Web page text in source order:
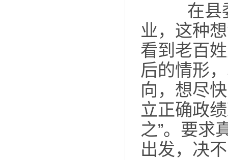
在县委
业，这种
看到老百
后的情形
向，想尽
立正确政
之”。要求
出发，决